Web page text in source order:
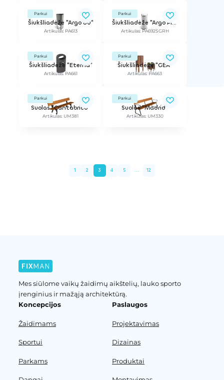
Parkui
Šiukšliadėžė "Argo 80"
Artikulas: PA613
Parkui
Šiukšliadėžė "Argo Plus"
Artikulas: PA692SGRH
Parkui
Šiukšliadėžė "Eterna"
Artikulas: PA661
Parkui
Šiukšliadėžė "GEA"
Artikulas: PA663
Parkui
Suolas "Cantabrico"
Artikulas: UM381
Parkui
Suolas "Madrid"
Artikulas: UM330
1 2 3 4 5 ... 12
Mes siūlome vaikų žaidimų aikštelių, lauko sporto
įrenginius ir mažąją architektūrą.
Koncepcijos
Žaidimams
Sportui
Parkams
Paslaugos
Projektavimas
Dizainas
Produktai